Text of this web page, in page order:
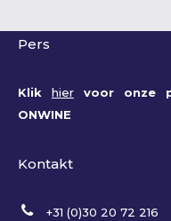
Pers
Klik hiervoor onze
ONWINE
Kontakt
+31 (0)30 20 72 216